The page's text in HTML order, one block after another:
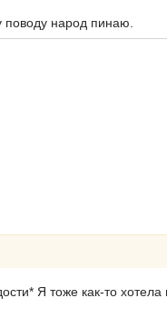
поводу народ пинаю.
Я тоже как-то